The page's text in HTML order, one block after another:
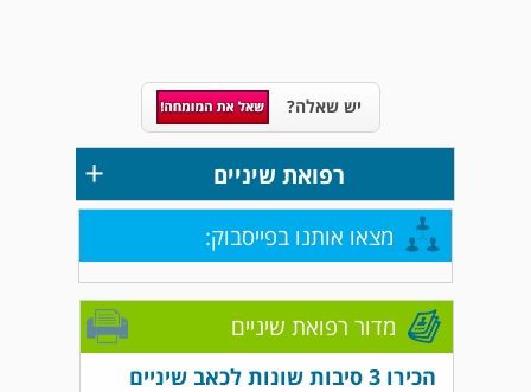
יש שאלה?
רפואת שיניים +
מצאו אותנו בפייסבוק:
מדור רפואת שיניים
הכירו 3 סיבות שונות לכאב שיניים